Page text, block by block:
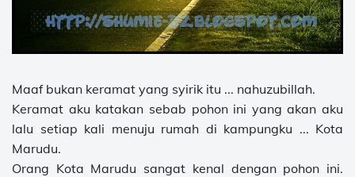
Maaf bukan keramat yang syirik itu ... nahuzubillah.
Keramat aku katakan sebab pohon ini yang akan aku
lalu setiap kali menuju rumah di kampungku ... Kota
Marudu.
Orang Kota Marudu sangat kenal dengan pohon ini.